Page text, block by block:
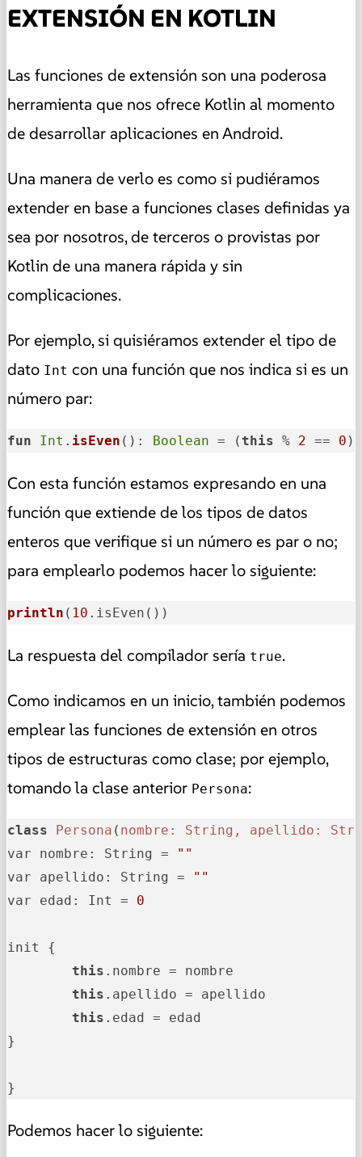
EXTENSIÓN EN KOTLIN
Las funciones de extensión son una poderosa
herramienta que nos ofrece Kotlin al momento
de desarrollar aplicaciones en Android.
Una manera de verlo es como si pudiéramos
extender en base a funciones clases definidas ya
sea por nosotros, de terceros o provistas por
Kotlin de una manera rápida y sin
complicaciones.
Por ejemplo, si quisiéramos extender el tipo de
dato Int con una función que nos indica si es un
número par:
fun Int . isEven () : Boolean = ( this % 2 == 0 )
Con esta función estamos expresando en una
función que extiende de los tipos de datos
enteros que verifique si un número es par o no;
para emplearlo podemos hacer lo siguiente:
println ( 10 .isEven() )
La respuesta del compilador sería true.
Como indicamos en un inicio, también podemos
emplear las funciones de extensión en otros
tipos de estructuras como clase; por ejemplo,
tomando la clase anterior Persona:
class Persona ( nombre: String , apellido :
var nombre: String =
""
var apellido: String =
""
var edad: Int = 0
init {
this .nombre = nombre
this .apellido = apellido
this .edad = edad
}
}
Podemos hacer lo siguiente: